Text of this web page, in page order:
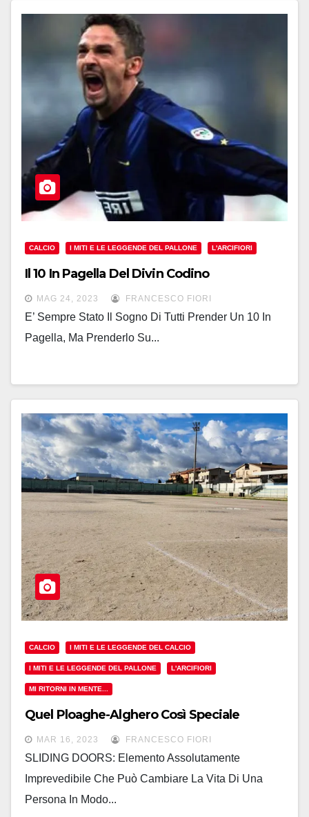
CALCIO I MITI E LE LEGGENDE DEL PALLONE L'ARCIFIORI
Il 10 In Pagella Del Divin Codino
MAG 24, 2023 FRANCESCO FIORI
E’ Sempre Stato Il Sogno Di Tutti Prender Un 10 In
Pagella, Ma Prenderlo Su...
CALCIO I MITI E LE LEGGENDE DEL CALCIO
I MITI E LE LEGGENDE DEL PALLONE L'ARCIFIORI
MI RITORNI IN MENTE...
Quel Ploaghe-Alghero Così Speciale
MAR 16, 2023 FRANCESCO FIORI
SLIDING DOORS: Elemento Assolutamente
Imprevedibile Che Può Cambiare La Vita Di Una
Persona In Modo...